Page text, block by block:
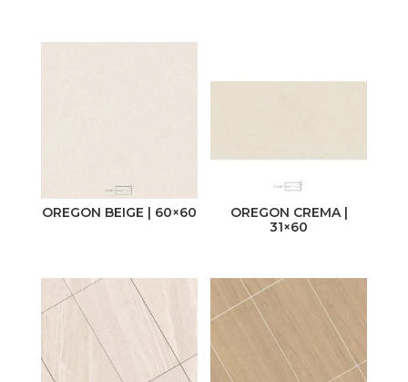
OREGON BEIGE | 60×60
OREGON CREMA |
31×60